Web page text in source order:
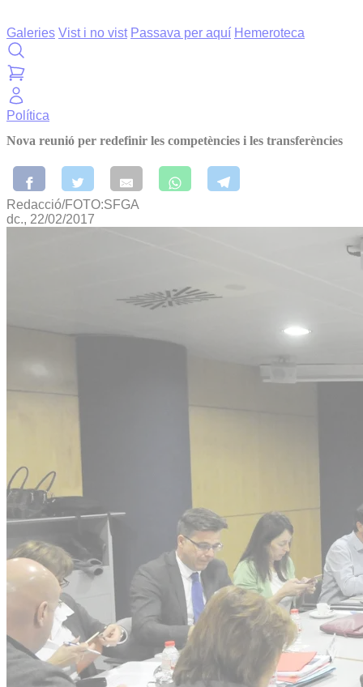
Galeries Vist i no vist Passava per aquí Hemeroteca
Política
Nova reunió per redefinir les competències i les transferències
Redacció/FOTO:SFGA
dc., 22/02/2017